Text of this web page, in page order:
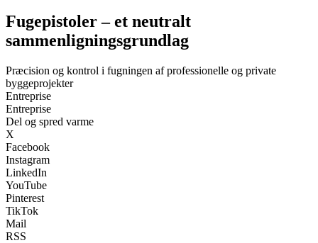
Fugepistoler – et neutralt
sammenligningsgrundlag
Præcision og kontrol i fugningen af professionelle og private
byggeprojekter
Entreprise
Entreprise
Del og spred varme
X
Facebook
Instagram
LinkedIn
YouTube
Pinterest
TikTok
Mail
RSS